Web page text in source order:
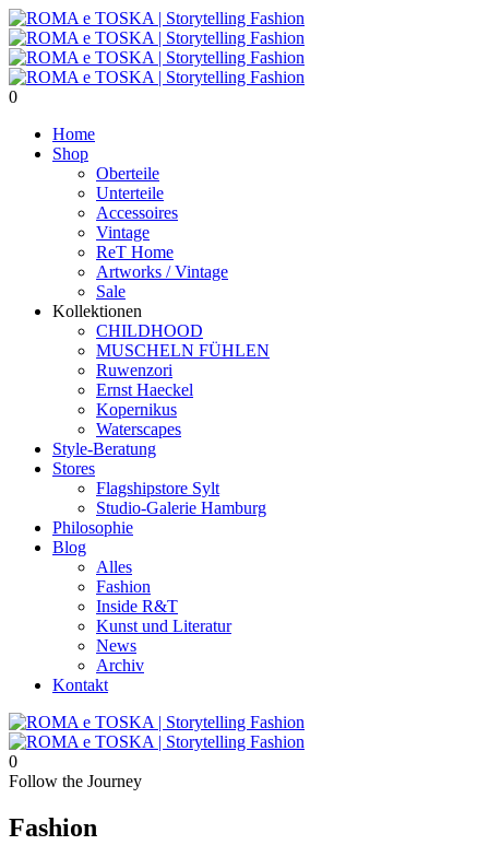
0
Home
Shop
Oberteile
Unterteile
Accessoires
Vintage
ReT Home
Artworks / Vintage
Sale
Kollektionen
CHILDHOOD
MUSCHELN FÜHLEN
Ruwenzori
Ernst Haeckel
Kopernikus
Waterscapes
Style-Beratung
Stores
Flagshipstore Sylt
Studio-Galerie Hamburg
Philosophie
Blog
Alles
Fashion
Inside R&T
Kunst und Literatur
News
Archiv
Kontakt
0
Follow the Journey
Fashion